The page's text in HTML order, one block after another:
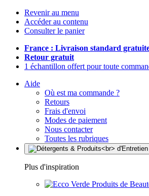
Revenir au menu
Accéder au contenu
Consulter le panier
France : Livraison standard
Retour gratuit
1 échantillon offert pour toute
Aide
Où est ma commande ?
Retours
Frais d'envoi
Modes de paiement
Nous contacter
Toutes les rubriques
Plus d'inspiration
Produits de